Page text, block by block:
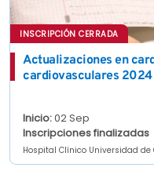
INSCRIPCIÓN CERRADA
Actualizaciones en
cardiovasculares 2024
Inicio:02 Sep
Inscripciones finalizadas
Hospital Clínico Universidad de